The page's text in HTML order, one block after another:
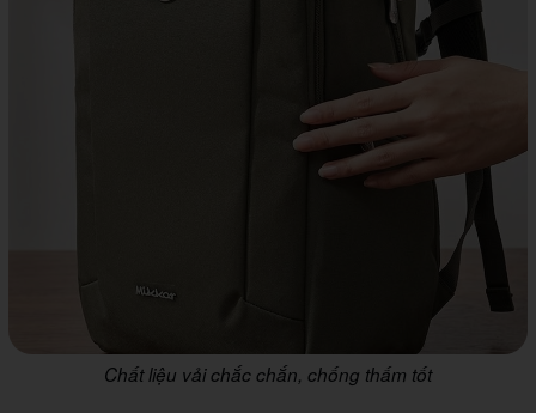
Chất liệu vải chắc chắn, chống thấm tốt